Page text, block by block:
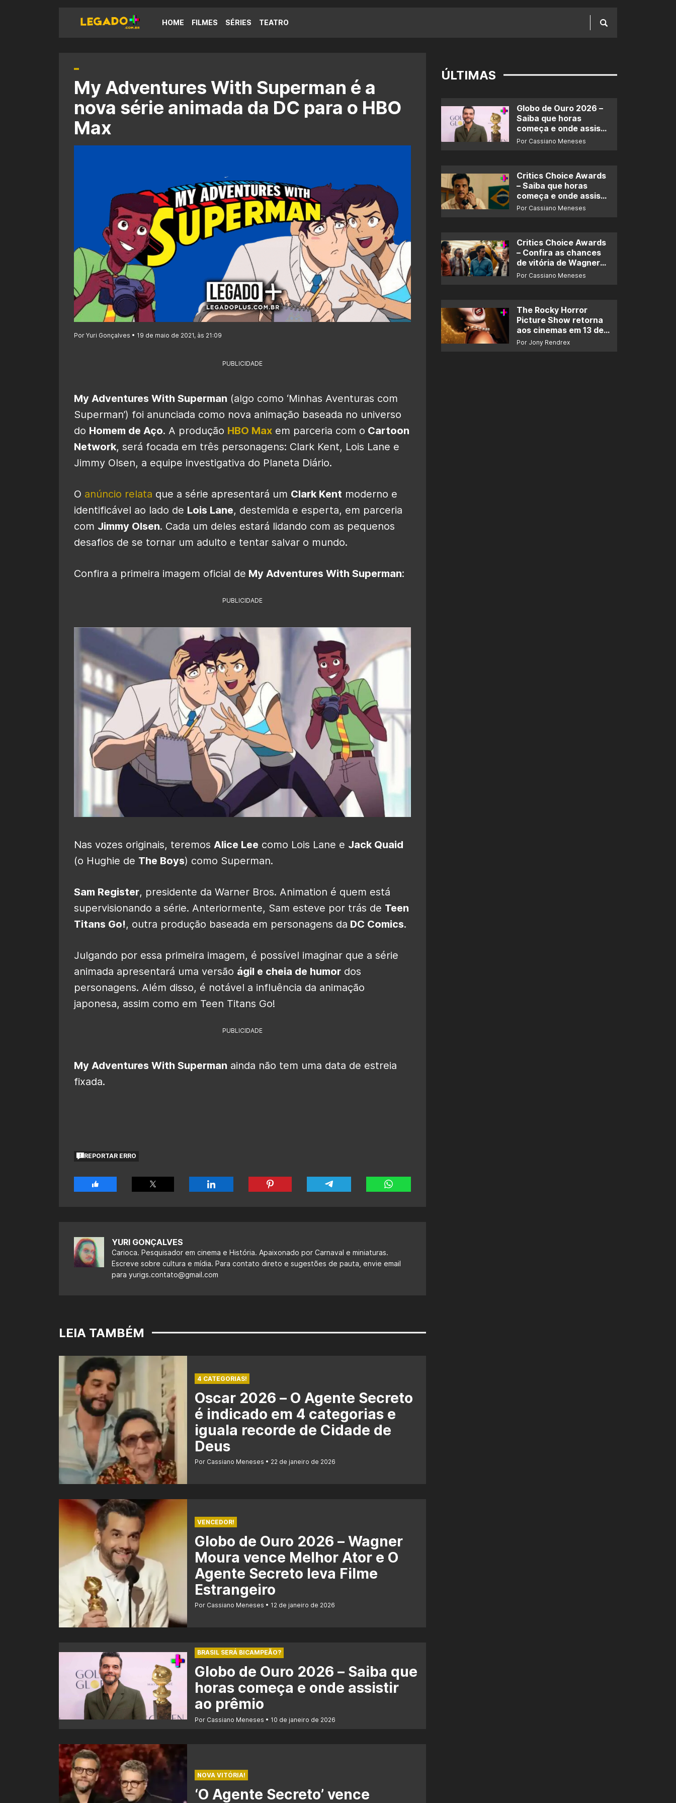
HOME FILMES SÉRIES TEATRO
My Adventures With Superman é a
nova série animada da DC para o HBO
Max
Por Yuri Gonçalves • 19 de maio de 2021, às 21:09
PUBLICIDADE
My Adventures With Superman (algo como ‘Minhas Aventuras com
Superman’) foi anunciada como nova animação baseada no universo
do Homem de Aço. A produção HBO Max em parceria com o Cartoon
Network, será focada em três personagens: Clark Kent, Lois Lane e
Jimmy Olsen, a equipe investigativa do Planeta Diário.
O anúncio relata que a série apresentará um Clark Kent moderno e
identificável ao lado de Lois Lane, destemida e esperta, em parceria
com Jimmy Olsen. Cada um deles estará lidando com as pequenos
desafios de se tornar um adulto e tentar salvar o mundo.
Confira a primeira imagem oficial de My Adventures With Superman:
PUBLICIDADE
Nas vozes originais, teremos Alice Lee como Lois Lane e Jack Quaid
(o Hughie de The Boys) como Superman.
Sam Register, presidente da Warner Bros. Animation é quem está
supervisionando a série. Anteriormente, Sam esteve por trás de Teen
Titans Go!, outra produção baseada em personagens da DC Comics.
Julgando por essa primeira imagem, é possível imaginar que a série
animada apresentará uma versão ágil e cheia de humor dos
personagens. Além disso, é notável a influência da animação
japonesa, assim como em Teen Titans Go!
PUBLICIDADE
My Adventures With Superman ainda não tem uma data de estreia
fixada.
REPORTAR ERRO
YURI GONÇALVES
Carioca. Pesquisador em cinema e História. Apaixonado por Carnaval e miniaturas.
Escreve sobre cultura e mídia. Para contato direto e sugestões de pauta, envie email
para yurigs.contato@gmail.com
LEIA TAMBÉM
4 CATEGORIAS!
Oscar 2026 – O Agente Secreto
é indicado em 4 categorias e
iguala recorde de Cidade de
Deus
Por Cassiano Meneses 22 de janeiro de 2026
VENCEDOR!
Globo de Ouro 2026 – Wagner
Moura vence Melhor Ator e O
Agente Secreto leva Filme
Estrangeiro
Por Cassiano Meneses 12 de janeiro de 2026
BRASIL SERÁ BICAMPEÃO?
Globo de Ouro 2026 – Saiba que
horas começa e onde assistir
ao prêmio
Por Cassiano Meneses 10 de janeiro de 2026
NOVA VITÓRIA!
‘O Agente Secreto’ vence
ÚLTIMAS
Globo de Ouro 2026 –
Saiba que horas
começa e onde assistir
ao prêmio
Por Cassiano Meneses
Critics Choice Awards
– Saiba que horas
começa e onde assistir
ao prêmio
Por Cassiano Meneses
Critics Choice Awards
– Confira as chances
de vitória de Wagner
Moura e de ‘O Agente
Por Cassiano Meneses
The Rocky Horror
Picture Show retorna
aos cinemas em 13 de
novembro
Por Jony Rendrex